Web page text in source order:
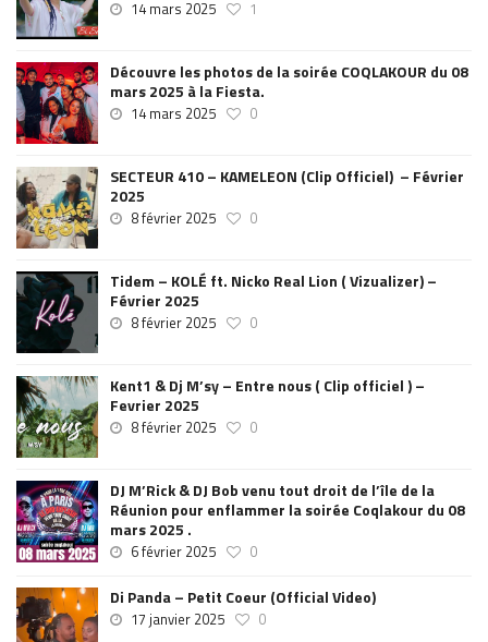
14 mars 2025 1
Découvre les photos de la soirée COQLAKOUR du 08
mars 2025 à la Fiesta.
14 mars 2025 0
SECTEUR 410 – KAMELEON (Clip Officiel) – Février
2025
8 février 2025 0
Tidem – KOLÉ ft. Nicko Real Lion ( Vizualizer) –
Février 2025
8 février 2025 0
Kent1 & Dj M’sy – Entre nous ( Clip officiel ) –
Fevrier 2025
8 février 2025 0
DJ M’Rick & DJ Bob venu tout droit de l’île de la
Réunion pour enflammer la soirée Coqlakour du 08
mars 2025 .
6 février 2025 0
Di Panda – Petit Coeur (Official Video)
17 janvier 2025 0